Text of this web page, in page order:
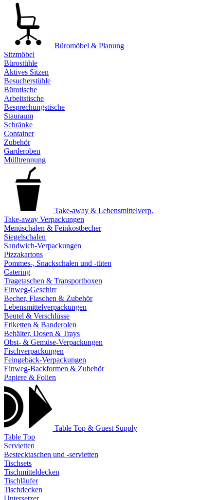
Büromöbel & Planung
Sitzmöbel
Bürostühle
Aktives Sitzen
Besucherstühle
Bürotische
Arbeitstische
Besprechungstische
Stauraum
Schränke
Container
Zubehör
Garderoben
Mülltrennung
Take-away & Lebensmittelverp.
Take-away Verpackungen
Menüschalen & Feinkostbecher
Siegelschalen
Sandwich-Verpackungen
Pizzakartons
Pommes-, Snackschalen und -tüten
Catering
Tragetaschen & Transportboxen
Einweg-Geschirr
Becher, Flaschen & Zubehör
Lebensmittelverpackungen
Beutel & Verschlüsse
Etiketten & Banderolen
Behälter, Dosen & Trays
Obst- & Gemüse-Verpackungen
Fischverpackungen
Feingebäck-Verpackungen
Einweg-Backformen & Zubehör
Papiere & Folien
Table Top & Guest Supply
Table Top
Servietten
Bestecktaschen und -servietten
Tischsets
Tischmitteldecken
Tischläufer
Tischdecken